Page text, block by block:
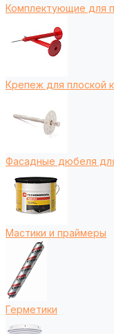
Комплектующие для
Крепеж для плоской
Фасадные дюбеля
Мастики и праймеры
Герметики